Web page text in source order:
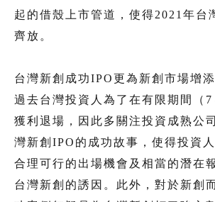
起的借殼上市管道，使得2021年台
齊放。
台灣新創成功IPO更為新創市場增添
過去台灣投資人為了在有限期間（
獲利退場，因此多關注投資成熟公
灣新創IPO的成功故事，使得投資
合理可行的出場機會及相當的潛在
台灣新創的誘因。此外，對於新創